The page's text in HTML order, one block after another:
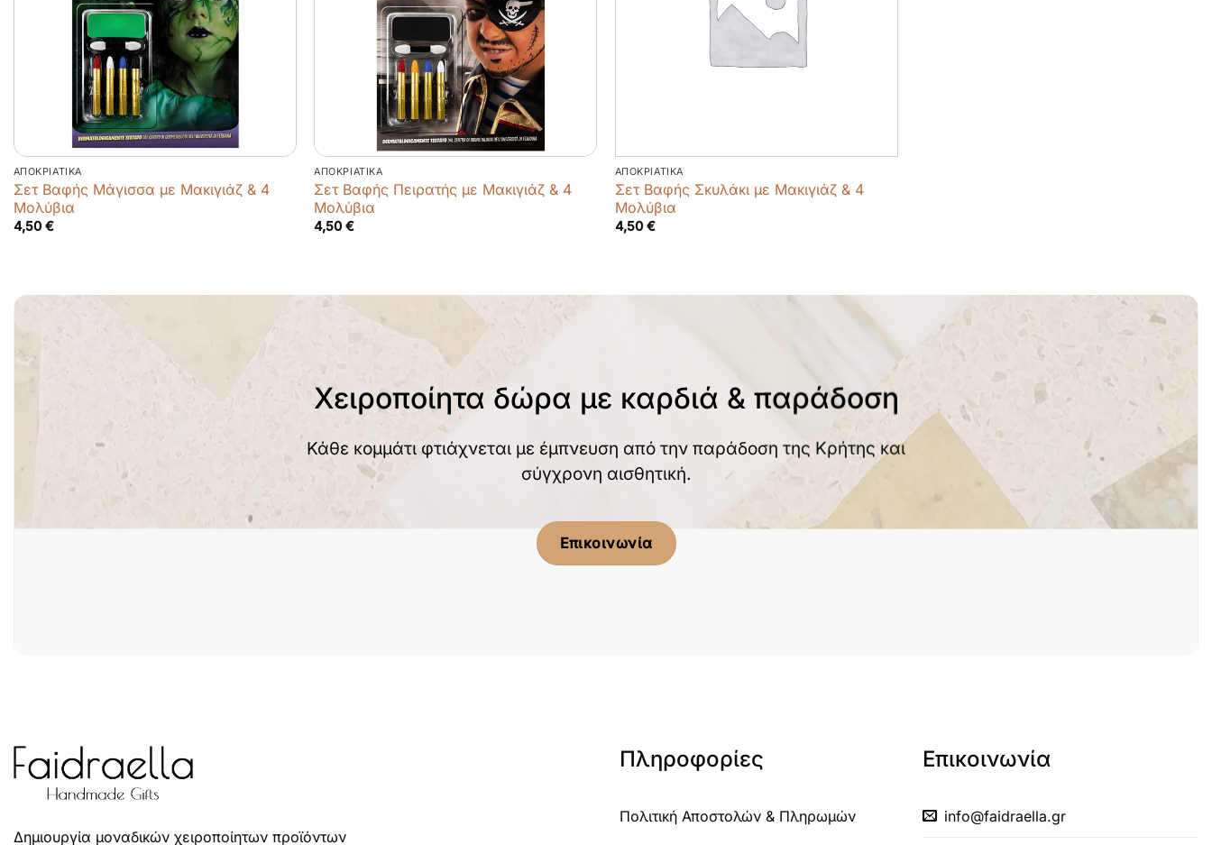
ΑΠΟΚΡΙΆΤΙΚΑ
Σετ Βαφής Μάγισσα με Μακιγιάζ & 4
Μολύβια
4,50 €
ΑΠΟΚΡΙΆΤΙΚΑ
Σετ Βαφής Πειρατής με Μακιγιάζ & 4
Μολύβια
4,50€
ΑΠΟΚΡΙΆΤΙΚΑ
Σετ Βαφής Σκυλάκι με Μακιγιάζ & 4
Μολύβια
4,50 €
Χειροποίητα δώρα με καρδιά & παράδοση
Κάθε κομμάτι φτιάχνεται με έμπνευση από την παράδοση της Κρήτης και
σύγχρονη αισθητική.
Επικοινωνία
Δημιουργία μοναδικών χειροποίητων προϊόντων
Πληροφορίες
Πολιτική Αποστολών & Πληρωμών
Επικοινωνία
info@faidraella.gr